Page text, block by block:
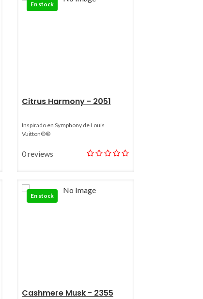
En stock
Citrus Harmony - 2051
Inspirado en Symphony de Louis
Vuitton®®
0 reviews
En stock
Cashmere Musk - 2355